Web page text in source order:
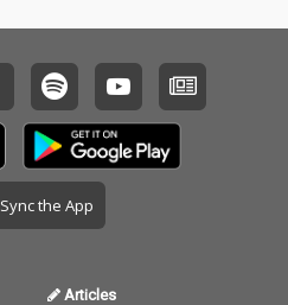
Sync the App
Articles